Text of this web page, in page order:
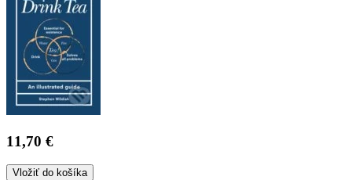
11,70 €
Vložiť do košíka